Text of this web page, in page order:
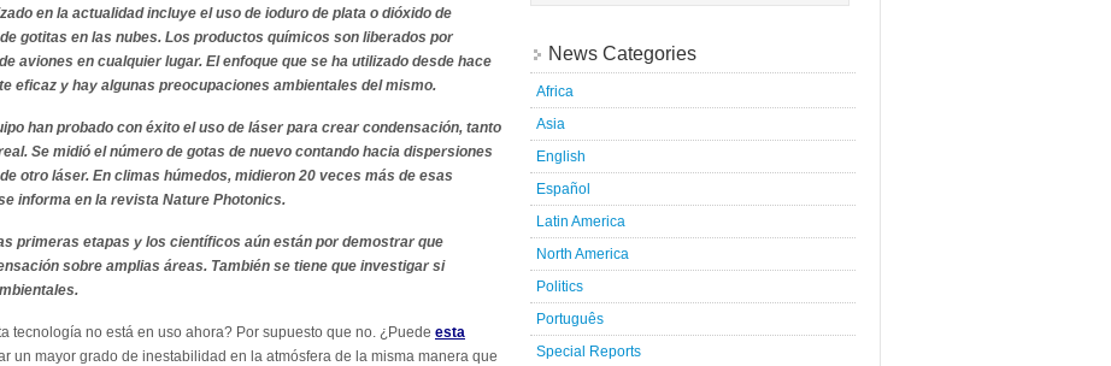
en la actualidad incluye el uso de ioduro de plata o dióxido de
gotitas en las nubes. Los productos químicos son liberados por
aviones en cualquier lugar. El enfoque que se ha utilizado desde hace
eficaz y hay algunas preocupaciones ambientales del mismo.
han probado con éxito el uso de láser para crear condensación, tanto
Se midió el número de gotas de nuevo contando hacia dispersiones
otro láser. En climas húmedos, midieron 20 veces más de esas
informa en la revista Nature Photonics.
primeras etapas y los científicos aún están por demostrar que
sobre amplias áreas. También se tiene que investigar si
tecnología no está en uso ahora? Por supuesto que no. ¿Puede esta
un mayor grado de inestabilidad en la atmósfera de la misma manera que
News Categories
Africa
Asia
English
Español
Latin America
North America
Politics
Português
Special Reports